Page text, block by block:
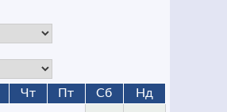
Чт Пт Сб Нд